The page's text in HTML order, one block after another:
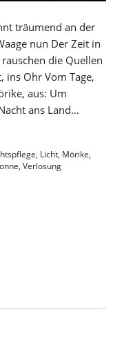
träumend an der
nun Der Zeit in
die Quellen
ins Ohr Vom Tage,
aus: Um
ans Land…
, Licht, Mörike,
, Verlosung